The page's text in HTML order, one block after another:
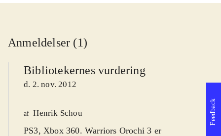
Anmeldelser (1)
Bibliotekernes vurdering
d. 2. nov. 2012
af Henrik Schou
PS3, Xbox 360. Warriors Orochi 3 er
Feedback